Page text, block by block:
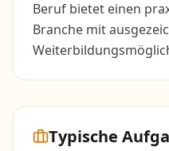
Beruf bietet einen
Branche mit
Typische